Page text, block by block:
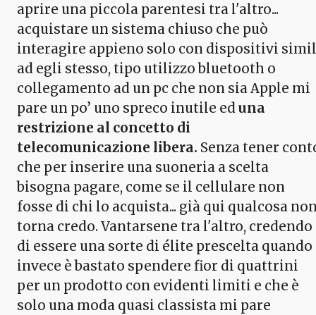
aprire una piccola parentesi tra l'altro...
acquistare un sistema chiuso che può
interagire appieno solo con dispositivi
ad egli stesso, tipo utilizzo bluetooth o
collegamento ad un pc che non sia Apple mi
pare un po’ uno spreco inutile eduna
restrizione al concetto di
telecomunicazione libera. Senza tener
che per inserire una suoneria a scelta
bisogna pagare, come se il cellulare non
fosse di chi lo acquista... già qui qualcosa
torna credo. Vantarsene tra l'altro, credendo
di essere una sorte di élite prescelta quando
invece è bastato spendere fior di quattrini
per un prodotto con evidenti limiti e che è
solo una moda quasi classista mi pare